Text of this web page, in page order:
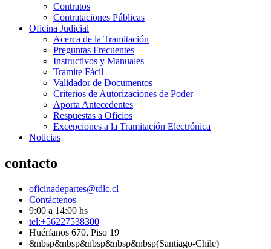
Contratos
Contrataciones Públicas
Oficina Judicial
Acerca de la Tramitación
Preguntas Frecuentes
Instructivos y Manuales
Tramite Fácil
Validador de Documentos
Criterios de Autorizaciones de Poder
Aporta Antecedentes
Respuestas a Oficios
Excepciones a la Tramitación Electrónica
Noticias
contacto
oficinadepartes@tdlc.cl
Contáctenos
9:00 a 14:00 hs
tel:+56227538300
Huérfanos 670, Piso 19
&nbsp&nbsp&nbsp&nbsp&nbsp(Santiago-Chile)